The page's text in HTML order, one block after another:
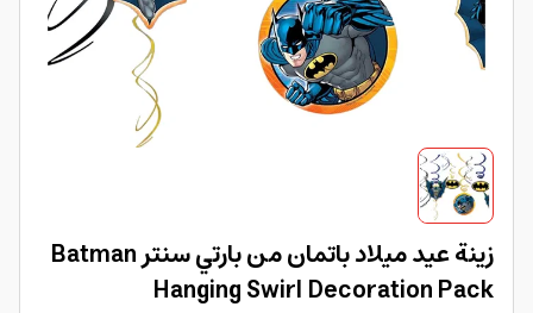
زينة عيد ميلاد باتمان من بارتي سنتر Batman
Hanging Swirl Decoration Pack